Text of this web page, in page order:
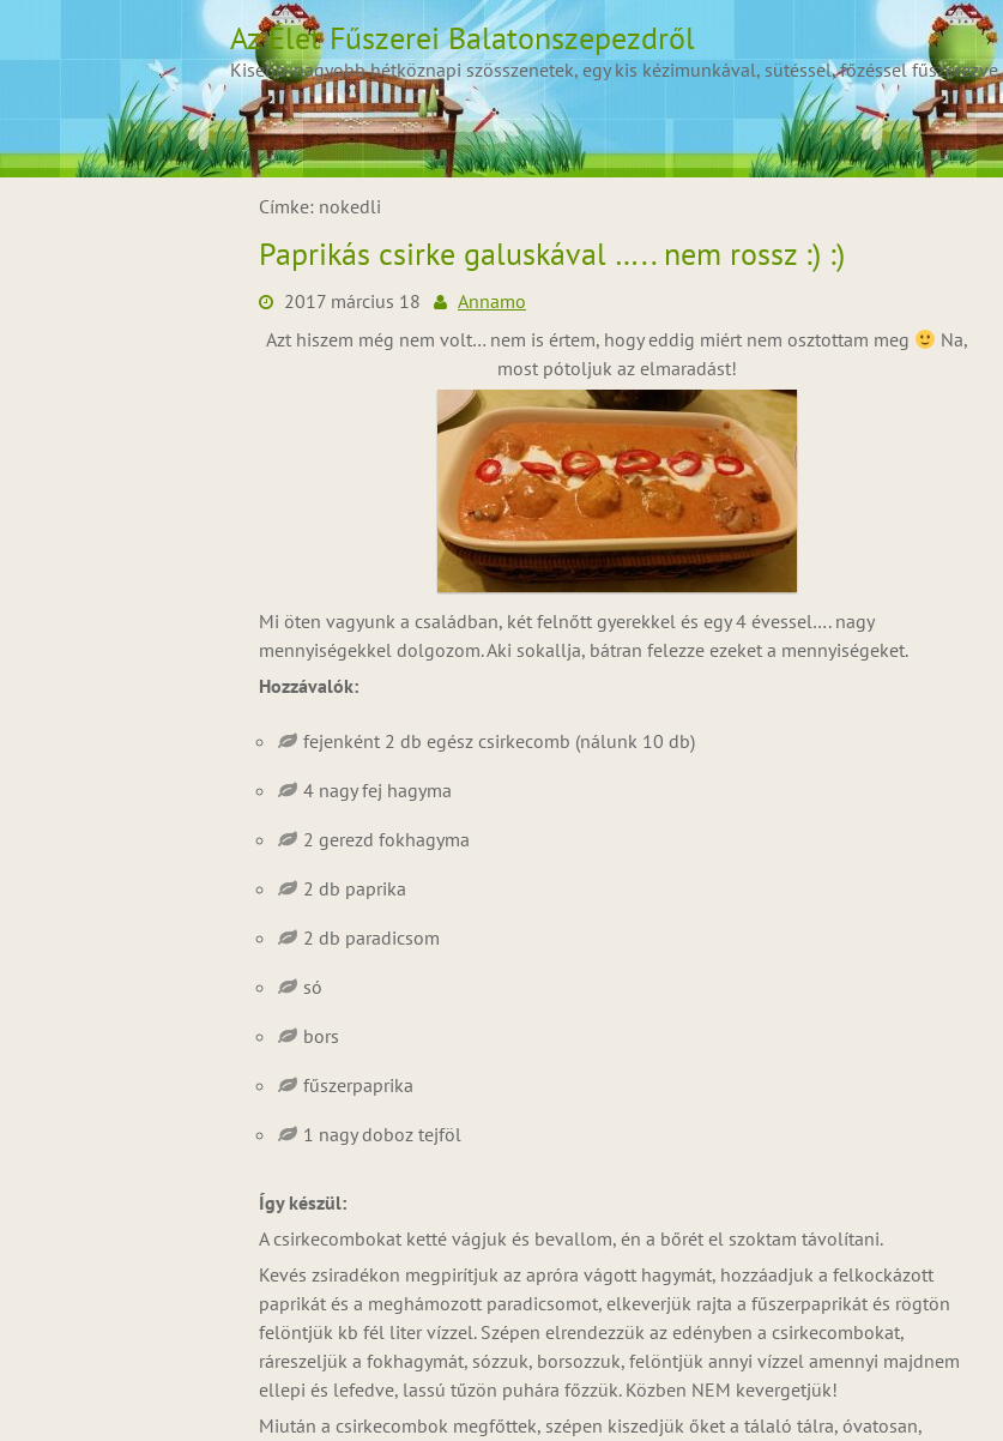
content
Az Élet Fűszerei Balatonszepezdről
Kisebb-nagyobb hétköznapi szösszenetek, egy kis kézimunkával, sütéssel, főzéssel fűszerezve.
Címke: nokedli
Paprikás csirke galuskával ….. nem rossz :) :)
2017 március 18
Annamo
Azt hiszem még nem volt… nem is értem, hogy eddig miért nem osztottam meg
Na,
most pótoljuk az elmaradást!
Mi öten vagyunk a családban, két felnőtt gyerekkel és egy 4 évessel…. nagy
mennyiségekkel dolgozom. Aki sokallja, bátran felezze ezeket a mennyiségeket.
Hozzávalók:
fejenként 2 db egész csirkecomb (nálunk 10 db)
4 nagy fej hagyma
2 gerezd fokhagyma
2 db paprika
2 db paradicsom
só
bors
fűszerpaprika
1 nagy doboz tejföl
Így készül:
A csirkecombokat ketté vágjuk és bevallom, én a bőrét el szoktam távolítani.
Kevés zsiradékon megpirítjuk az apróra vágott hagymát, hozzáadjuk a felkockázott
paprikát és a meghámozott paradicsomot, elkeverjük rajta a fűszerpaprikát és rögtön
felöntjük kb fél liter vízzel. Szépen elrendezzük az edényben a csirkecombokat,
ráreszeljük a fokhagymát, sózzuk, borsozzuk, felöntjük annyi vízzel amennyi majdnem
ellepi és lefedve, lassú tűzön puhára főzzük. Közben NEM kevergetjük!
Miután a csirkecombok megfőttek, szépen kiszedjük őket a tálaló tálra, óvatosan,